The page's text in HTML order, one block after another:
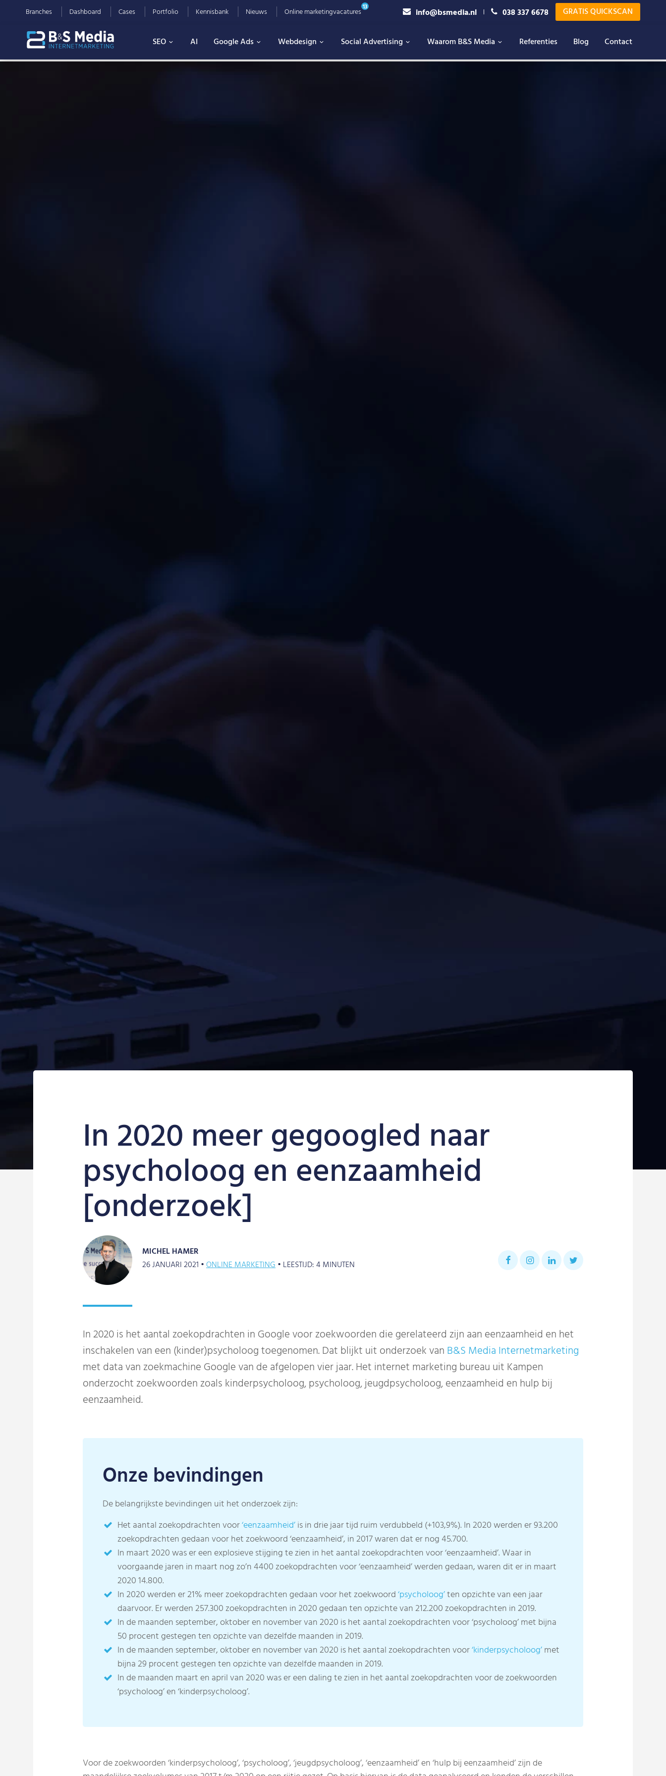
Branches Dashboard Cases Portfolio Kennisbank Nieuws Online marketingvacatures13 info@bsmedia.nl 038 337 6678 GRATIS QUICKSCAN
SEO AI Google Ads Webdesign Social Advertising Waarom B&S Media Referenties Blog Contact
In 2020 meer gegoogled naar
psycholoog en eenzaamheid
[onderzoek]
MICHEL HAMER
26 JANUARI 2021 •ONLINE MARKETING• LEESTIJD:4MINUTEN
In 2020 is het aantal zoekopdrachten in Google voor zoekwoorden die gerelateerd zijn aan eenzaamheid en het
inschakelen van een (kinder)psycholoog toegenomen. Dat blijkt uit onderzoek van B&S Media Internetmarketing
met data van zoekmachine Google van de afgelopen vier jaar. Het internet marketing bureau uit Kampen
onderzocht zoekwoorden zoals kinderpsycholoog, psycholoog, jeugdpsycholoog, eenzaamheid en hulp bij
eenzaamheid.
Onze bevindingen
De belangrijkste bevindingen uit het onderzoek zijn:
Het aantal zoekopdrachten voor‘eenzaamheid’is in drie jaar tijd ruim verdubbeld (+103,9%). In 2020 werden er 93.200
zoekopdrachten gedaan voor het zoekwoord ‘eenzaamheid’, in 2017 waren dat er nog 45.700.
In maart 2020 was er een explosieve stijging te zien in het aantal zoekopdrachten voor ‘eenzaamheid’. Waar in
voorgaande jaren in maart nog zo’n 4400 zoekopdrachten voor ‘eenzaamheid’ werden gedaan, waren dit er in maart
2020 14.800.
In 2020 werden er 21% meer zoekopdrachten gedaan voor het zoekwoord‘psycholoog’ten opzichte van een jaar
daarvoor. Er werden 257.300 zoekopdrachten in 2020 gedaan ten opzichte van 212.200 zoekopdrachten in 2019.
In de maanden september, oktober en november van 2020 is het aantal zoekopdrachten voor ‘psycholoog’ met bijna
50 procent gestegen ten opzichte van dezelfde maanden in 2019.
In de maanden september, oktober en november van 2020 is het aantal zoekopdrachten voor‘kinderpsycholoog’met
bijna 29 procent gestegen ten opzichte van dezelfde maanden in 2019.
In de maanden maart en april van 2020 was er een daling te zien in het aantal zoekopdrachten voor de zoekwoorden
‘psycholoog’ en ‘kinderpsycholoog’.
Voor de zoekwoorden ‘kinderpsycholoog’, ‘psycholoog’, ‘jeugdpsycholoog’, ‘eenzaamheid’ en ‘hulp bij eenzaamheid’ zijn de